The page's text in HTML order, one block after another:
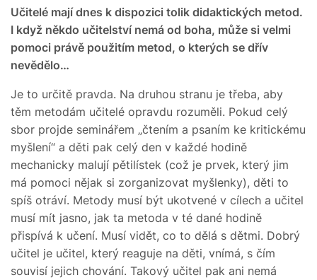
Učitelé mají dnes k dispozici tolik didaktických metod.
I když někdo učitelství nemá od boha, může si velmi
pomoci právě použitím metod, o kterých se dřív
nevědělo…
Je to určitě pravda. Na druhou stranu je třeba, aby
těm metodám učitelé opravdu rozuměli. Pokud celý
sbor projde seminářem „čtením a psaním ke kritickému
myšlení“ a děti pak celý den v každé hodině
mechanicky malují pětilístek (což je prvek, který jim
má pomoci nějak si zorganizovat myšlenky), děti to
spíš otráví. Metody musí být ukotvené v cílech a učitel
musí mít jasno, jak ta metoda v té dané hodině
přispívá k učení. Musí vidět, co to dělá s dětmi. Dobrý
učitel je učitel, který reaguje na děti, vnímá, s čím
souvisí jejich chování. Takový učitel pak ani nemá